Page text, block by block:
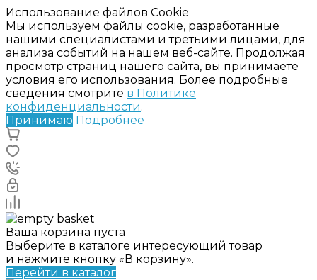
Использование файлов Cookie
Мы используем файлы cookie, разработанные
нашими специалистами и третьими лицами, для
анализа событий на нашем веб-сайте. Продолжая
просмотр страниц нашего сайта, вы принимаете
условия его использования. Более подробные
сведения смотрите в Политике
конфиденциальности.
Принимаю Подробнее
Ваша корзина пуста
Выберите в каталоге интересующий товар
и нажмите кнопку «В корзину».
Перейти в каталог